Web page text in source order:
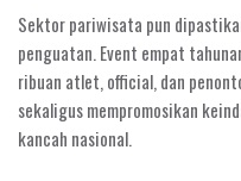
Sektor pariwisata pun
penguatan. Event empat
ribuan atlet, official, dan
sekaligus mempromosikan
kancah nasional.